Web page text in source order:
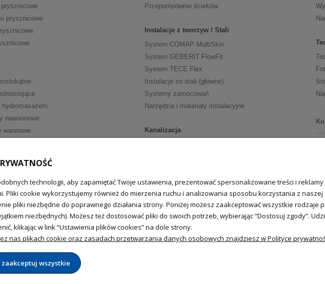
prysznicowe
nawannowe
wannowe
z szafką
łazienkowe (główne)
niepełnosprawnych
Przepompownie ścieków
Instalacje z tworzyw / Stali
System COMAP MultiSkin
System GEBERIT FlowFit
System TECE Flex
Instalacje ze stali (główne)
Systemy zamocowań
Narzędzia i materiały instalacyjne
Kanalizacja
Zasuwy burzowe
Uzdatnianie wody
Filtry do wody
Zmiękczacze wody
Sól do zmiękczaczy
technologii, aby zapamiętać Twoje ustawienia, prezentować spersonalizowane treści i
Pliki cookie wykorzystujemy również do mierzenia ruchu i analizowania sposobu korzystania z
pliki niezbędne do poprawnego działania strony. Poniżej możesz zaakceptować wszystkie rodzaje
niezbędnych). Możesz też dostosować pliki do swoich potrzeb, wybierając “Dostosuj zgody”.
klikając w link “Ustawienia plików cookies” na dole strony.
nas plikach cookie oraz zasadach przetwarzania danych osobowych znajdziesz w Polityce
zaakceptuj wszystkie